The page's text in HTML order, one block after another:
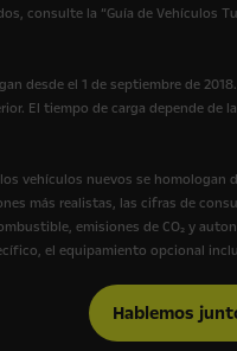
consulte la “Guía de Vehículos
desde el 1 de septiembre de
El tiempo de carga depende de
vehículos nuevos se homologan
más realistas, las cifras de
emisiones de CO₂ y
el equipamiento opcional
Hablemos